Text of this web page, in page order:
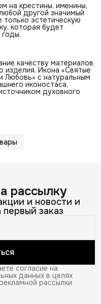
на крестины, именины,
другой значимый
только эстетическую
которая будет
качеству материалов
изделия. Икона «Святые
с натуральным
иконостаса,
духовного
рассылку
и новости и
заказ
согласие на
данных в целях
рассылки